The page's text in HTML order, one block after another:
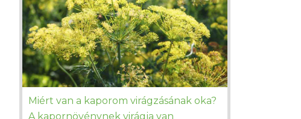
Miért van a kaporom virágzásának oka?
A kapornövénynek virágja van